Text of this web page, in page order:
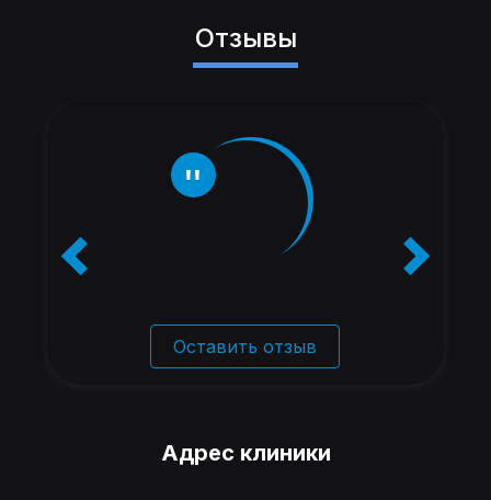
Отзывы
Оставить отзыв
Адрес клиники